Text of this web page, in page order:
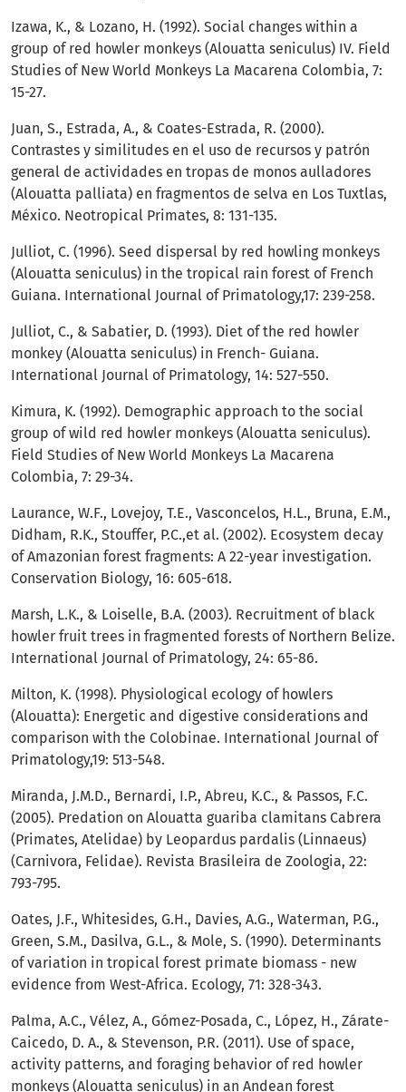
Izawa, K., & Lozano, H. (1992). Social changes within a
group of red howler monkeys (Alouatta seniculus) IV. Field
Studies of New World Monkeys La Macarena Colombia, 7:
15-27.
Juan, S., Estrada, A., & Coates-Estrada, R. (2000).
Contrastes y similitudes en el uso de recursos y patrón
general de actividades en tropas de monos aulladores
(Alouatta palliata) en fragmentos de selva en Los Tuxtlas,
México. Neotropical Primates, 8: 131-135.
Julliot, C. (1996). Seed dispersal by red howling monkeys
(Alouatta seniculus) in the tropical rain forest of French
Guiana. International Journal of Primatology,17: 239-258.
Julliot, C., & Sabatier, D. (1993). Diet of the red howler
monkey (Alouatta seniculus) in French- Guiana.
International Journal of Primatology, 14: 527-550.
Kimura, K. (1992). Demographic approach to the social
group of wild red howler monkeys (Alouatta seniculus).
Field Studies of New World Monkeys La Macarena
Colombia, 7: 29-34.
Laurance, W.F., Lovejoy, T.E., Vasconcelos, H.L., Bruna, E.M.,
Didham, R.K., Stouffer, P.C.,et al. (2002). Ecosystem decay
of Amazonian forest fragments: A 22-year investigation.
Conservation Biology, 16: 605-618.
Marsh, L.K., & Loiselle, B.A. (2003). Recruitment of black
howler fruit trees in fragmented forests of Northern Belize.
International Journal of Primatology, 24: 65-86.
Milton, K. (1998). Physiological ecology of howlers
(Alouatta): Energetic and digestive considerations and
comparison with the Colobinae. International Journal of
Primatology,19: 513-548.
Miranda, J.M.D., Bernardi, I.P., Abreu, K.C., & Passos, F.C.
(2005). Predation on Alouatta guariba clamitans Cabrera
(Primates, Atelidae) by Leopardus pardalis (Linnaeus)
(Carnivora, Felidae). Revista Brasileira de Zoologia, 22:
793-795.
Oates, J.F., Whitesides, G.H., Davies, A.G., Waterman, P.G.,
Green, S.M., Dasilva, G.L., & Mole, S. (1990). Determinants
of variation in tropical forest primate biomass - new
evidence from West-Africa. Ecology, 71: 328-343.
Palma, A.C., Vélez, A., Gómez-Posada, C., López, H., Zárate-
Caicedo, D. A., & Stevenson, P.R. (2011). Use of space,
activity patterns, and foraging behavior of red howler
monkeys (Alouatta seniculus) in an Andean forest